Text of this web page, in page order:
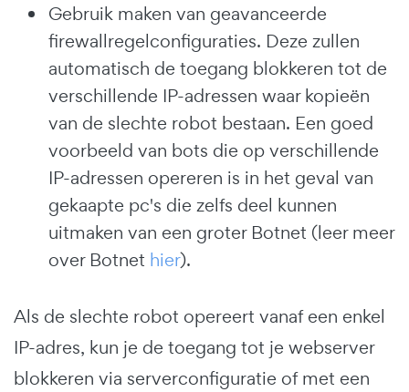
Gebruik maken van geavanceerde
firewallregelconfiguraties. Deze zullen
automatisch de toegang blokkeren tot de
verschillende IP-adressen waar kopieën
van de slechte robot bestaan. Een goed
voorbeeld van bots die op verschillende
IP-adressen opereren is in het geval van
gekaapte pc's die zelfs deel kunnen
uitmaken van een groter Botnet (leer meer
over Botnet hier).
Als de slechte robot opereert vanaf een enkel
IP-adres, kun je de toegang tot je webserver
blokkeren via serverconfiguratie of met een